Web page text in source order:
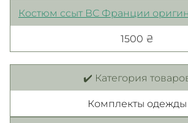
Костюм ссыт ВС Франции
1500 ₴
✔️ Категория
Комплекты одежды